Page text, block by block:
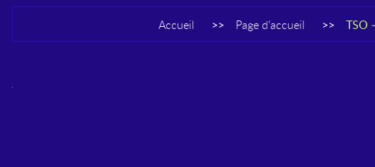
Accueil >> Page d’accueil >> TSO